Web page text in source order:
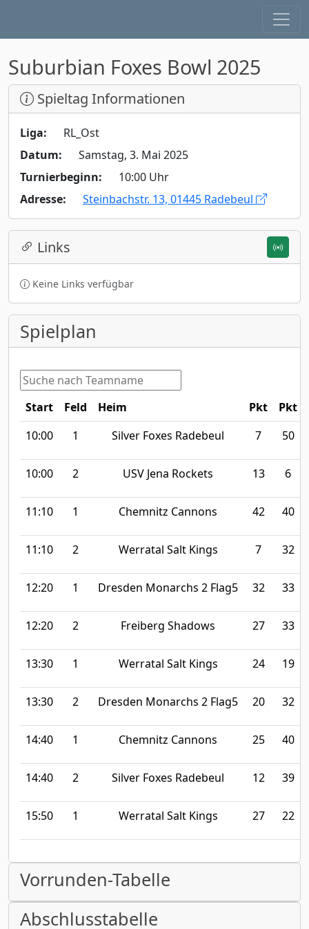
Suburbian Foxes Bowl 2025
Spieltag Informationen
Liga:
RL_Ost
Datum:
Samstag, 3. Mai 2025
Turnierbeginn:
10:00 Uhr
Adresse:
Steinbachstr. 13, 01445 Radebeul
Links
Keine Links verfügbar
Spielplan
Start Feld Heim Pkt Pkt
10:00
1 Silver Foxes Radebeul 7 50
10:00 2 USV Jena Rockets 13 6
11:10 1 Chemnitz Cannons 42 40
11:10 2 Werratal Salt Kings 7 32
12:20 1 Dresden Monarchs 2 Flag5 32 33
12:20 2 Freiberg Shadows 27 33
13:30 1 Werratal Salt Kings 24 19
13:30 2 Dresden Monarchs 2 Flag5 20 32
14:40 1 Chemnitz Cannons 25 40
14:40 2 Silver Foxes Radebeul 12 39
15:50 1 Werratal Salt Kings 27 22
Vorrunden-Tabelle
Abschlusstabelle